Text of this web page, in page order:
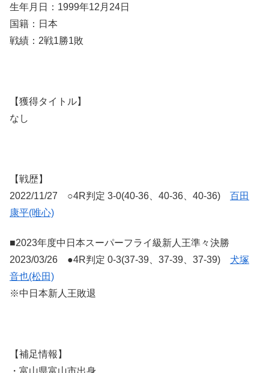
生年月日：1999年12月24日
国籍：日本
戦績：2戦1勝1敗
【獲得タイトル】
なし
【戦歴】
2022/11/27 ○4R判定 3-0(40-36、40-36、40-36) 百田
康平(唯心)
■2023年度中日本スーパーフライ級新人王準々決勝
2023/03/26 ●4R判定 0-3(37-39、37-39、37-39) 犬塚
音也(松田)
※中日本新人王敗退
【補足情報】
・富山県富山市出身。